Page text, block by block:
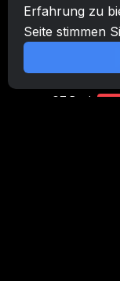
Erfahrung zu
Seite stimmen
CryptoTab
CryptoTab
CryptoTab
CT Pool